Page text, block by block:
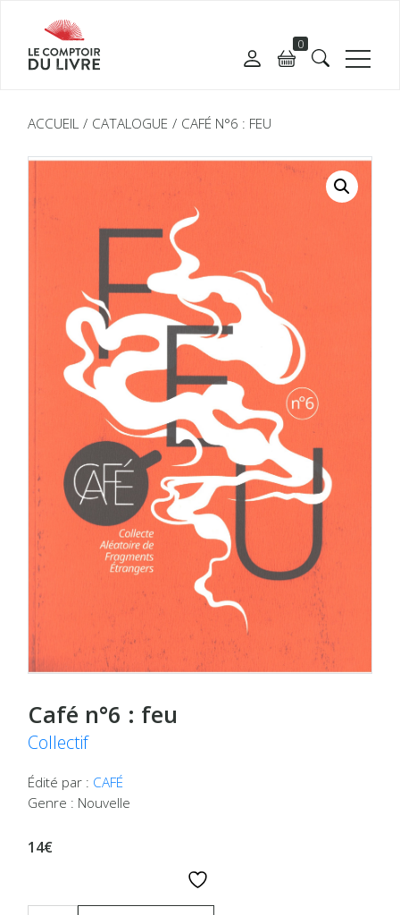
0
ACCUEIL CATALOGUE CAFÉ N°6 : FEU
Café n°6 : feu
Collectif
Édité par : CAFÉ
Genre : Nouvelle
14€